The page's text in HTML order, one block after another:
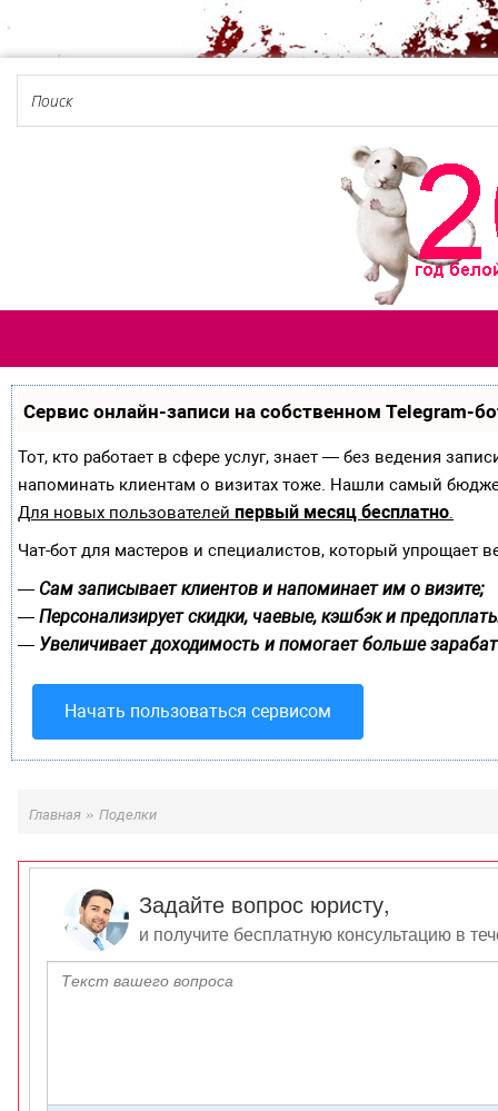
Сервис онлайн-записи на собственном Telegram-
Тот, кто работает в сфере услуг, знает — без ведения
напоминать клиентам о визитах тоже. Нашли самый
Для новых пользователей первый месяц бесплатно.
Чат-бот для мастеров и специалистов, который упрощает
— Сам записывает клиентов и напоминает им о визите;
— Персонализирует скидки, чаевые, кэшбэк и
— Увеличивает доходимость и помогает больше
Начать пользоваться сервисом
Главная » Поделки